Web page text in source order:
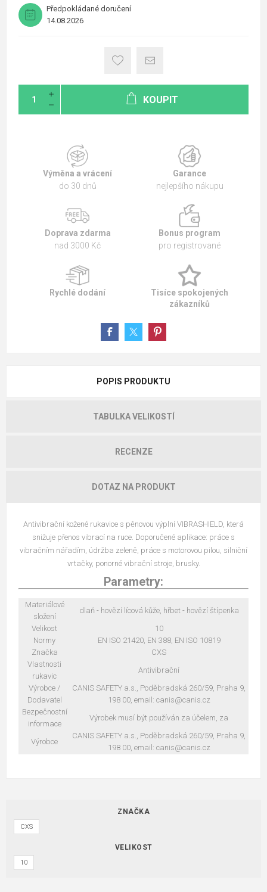
Předpokládané doručení
14.08.2026
KOUPIT
Výměna a vrácení
do 30 dnů
Garance
nejlepšího nákupu
Doprava zdarma
nad 3000 Kč
Bonus program
pro registrované
Rychlé dodání
Tisíce spokojených
zákazníků
POPIS PRODUKTU
TABULKA VELIKOSTÍ
RECENZE
DOTAZ NA PRODUKT
Antivibrační kožené rukavice s pěnovou výplní VIBRASHIELD, která
snižuje přenos vibrací na ruce. Doporučené aplikace: práce s
vibračním nářadím, údržba zeleně, práce s motorovou pilou, silniční
vrtačky, ponorné vibrační stroje, brusky.
Parametry:
Materiálové
složení
dlaň - hovězí lícová kůže, hřbet - hovězí štípenka
Velikost
10
Normy
EN ISO 21420, EN 388, EN ISO 10819
Značka
CXS
Vlastnosti
rukavic
Antivibrační
Výrobce /
Dodavatel
CANIS SAFETY a.s., Poděbradská 260/59, Praha 9,
198 00, email: canis@canis.cz
Bezpečnostní
informace
Výrobek musí být používán za účelem, za
Výrobce
CANIS SAFETY a.s., Poděbradská 260/59, Praha 9,
198 00, email: canis@canis.cz
ZNAČKA
CXS
VELIKOST
10